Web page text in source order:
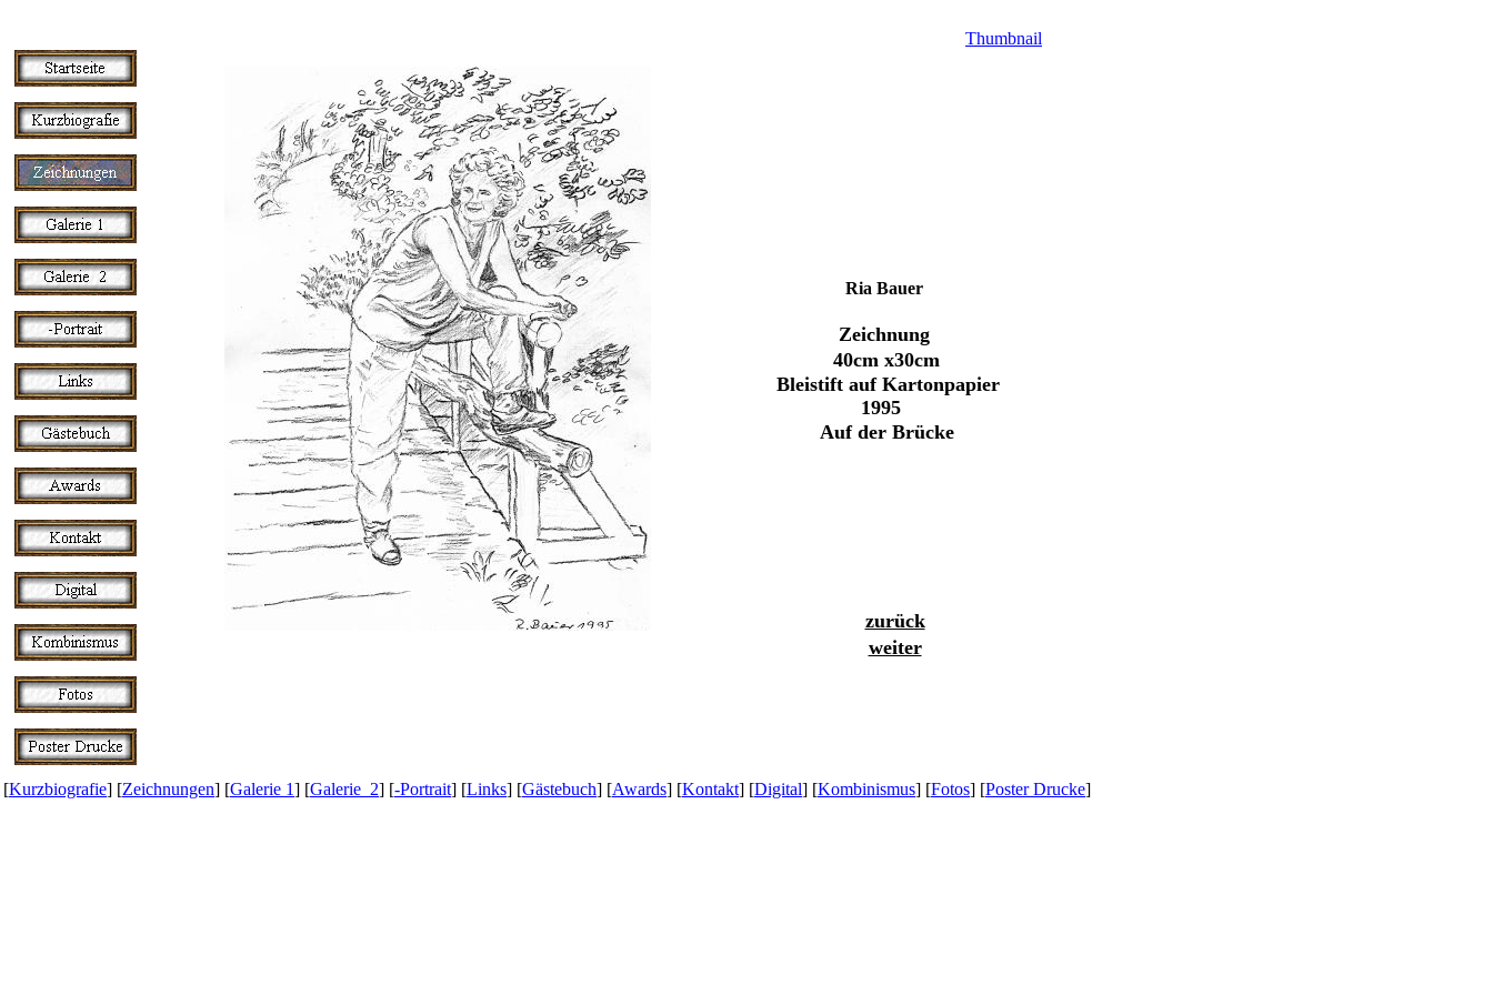
Thumbnail
Ria Bauer
Zeichnung
40cm x30cm
Bleistift auf Kartonpapier
1995
Auf der Brücke
zurück
weiter
[Kurzbiografie] [Zeichnungen] [Galerie 1] [Galerie 2] [-Portrait] [Links] [Gästebuch] [Awards] [Kontakt] [Digital] [Kombinismus] [Fotos] [Poster Drucke]